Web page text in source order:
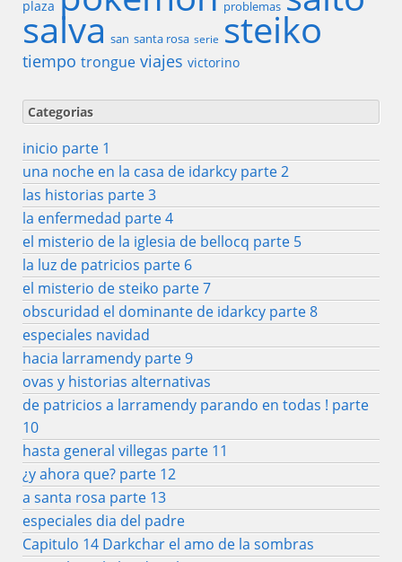
plaza problemas
salva san santa rosa serie steiko
tiempo trongue viajes victorino
Categorias
inicio parte 1
una noche en la casa de idarkcy parte 2
las historias parte 3
la enfermedad parte 4
el misterio de la iglesia de bellocq parte 5
la luz de patricios parte 6
el misterio de steiko parte 7
obscuridad el dominante de idarkcy parte 8
especiales navidad
hacia larramendy parte 9
ovas y historias alternativas
de patricios a larramendy parando en todas ! parte
10
hasta general villegas parte 11
¿y ahora que? parte 12
a santa rosa parte 13
especiales dia del padre
Capitulo 14 Darkchar el amo de la sombras